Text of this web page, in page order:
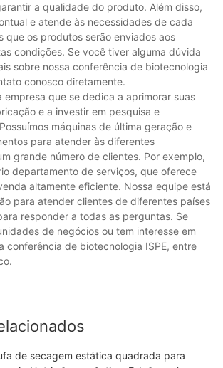
a qualidade do produto. Além disso,
e atende às necessidades de cada
que os produtos serão enviados aos
condições. Se você tiver alguma dúvida
sobre nossa conferência de biotecnologia
conosco diretamente.
empresa que se dedica a aprimorar suas
e a investir em pesquisa e
máquinas de última geração e
para atender às diferentes
grande número de clientes. Por exemplo,
departamento de serviços, que oferece
altamente eficiente. Nossa equipe está
para atender clientes de diferentes países
responder a todas as perguntas. Se
de negócios ou tem interesse em
conferência de biotecnologia ISPE, entre